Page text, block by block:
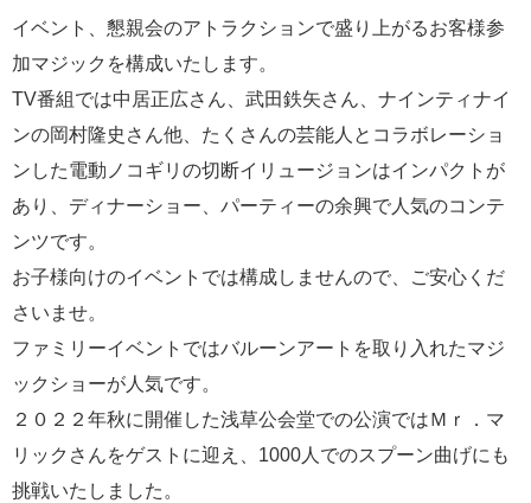
イベント、懇親会のアトラクションで盛り上がるお客様参
加マジックを構成いたします。
TV番組では中居正広さん、武田鉄矢さん、ナインティナイ
ンの岡村隆史さん他、たくさんの芸能人とコラボレーショ
ンした電動ノコギリの切断イリュージョンはインパクトが
あり、ディナーショー、パーティーの余興で人気のコンテ
ンツです。
お子様向けのイベントでは構成しませんので、ご安心くだ
さいませ。
ファミリーイベントではバルーンアートを取り入れたマジ
ックショーが人気です。
２０２２年秋に開催した浅草公会堂での公演ではＭｒ．マ
リックさんをゲストに迎え、1000人でのスプーン曲げにも
挑戦いたしました。